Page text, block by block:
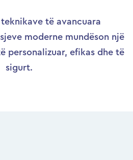
të avancuara
moderne mundëson një
personalizuar, efikas dhe të
sigurt.